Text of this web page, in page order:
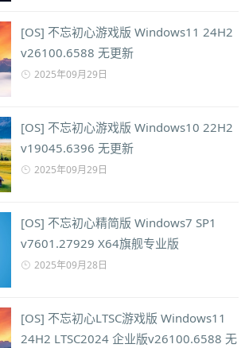
[OS] 不忘初心游戏版 Windows11 24H2
v26100.6588 无更新
2025年09月29日
[OS] 不忘初心游戏版 Windows10 22H2
v19045.6396 无更新
2025年09月29日
[OS] 不忘初心精简版 Windows7 SP1
v7601.27929 X64旗舰专业版
2025年09月28日
[OS] 不忘初心LTSC游戏版 Windows11
24H2 LTSC2024 企业版v26100.6588 无